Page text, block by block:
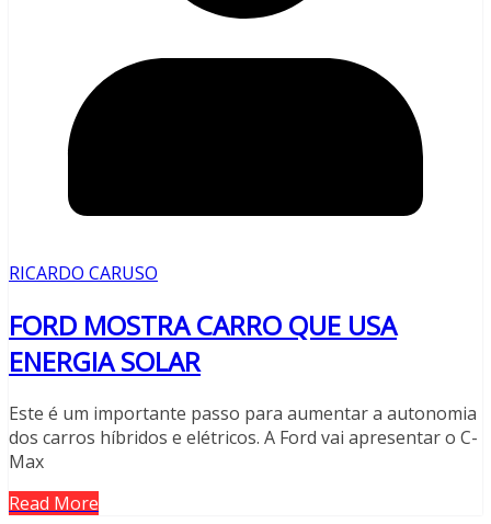
RICARDO CARUSO
FORD MOSTRA CARRO QUE USA
ENERGIA SOLAR
Este é um importante passo para aumentar a autonomia
dos carros híbridos e elétricos. A Ford vai apresentar o C-
Max
Read More